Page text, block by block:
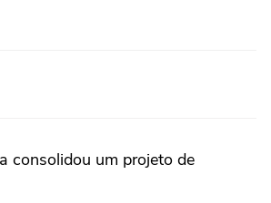
consolidou um projeto de